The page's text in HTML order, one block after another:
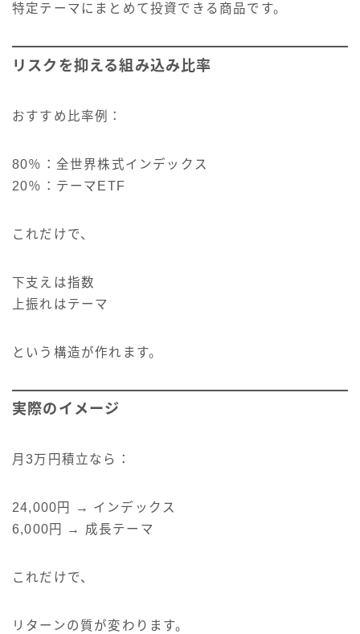
特定テーマにまとめて投資できる商品です。
リスクを抑える組み込み比率
おすすめ比率例：
80％：全世界株式インデックス
20％：テーマETF
これだけで、
下支えは指数
上振れはテーマ
という構造が作れます。
実際のイメージ
月3万円積立なら：
24,000円 → インデックス
6,000円 → 成長テーマ
これだけで、
リターンの質が変わります。